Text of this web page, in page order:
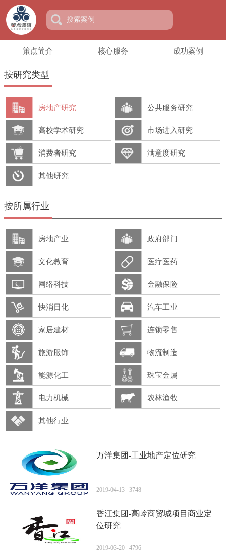
策点简介 核心服务 成功案例
按研究类型
房地产研究 公共服务研究
高校学术研究 市场进入研究
消费者研究 满意度研究
其他研究
按所属行业
房地产业 政府部门
文化教育 医疗医药
网络科技 金融保险
快消日化 汽车工业
家居建材 连锁零售
旅游服饰 物流制造
能源化工 珠宝金属
电力机械 农林渔牧
其他行业
万洋集团-工业地产定位研究
2019-04-13 3748
香江集团-高岭商贸城项目商业定
位研究
2019-03-20 4796